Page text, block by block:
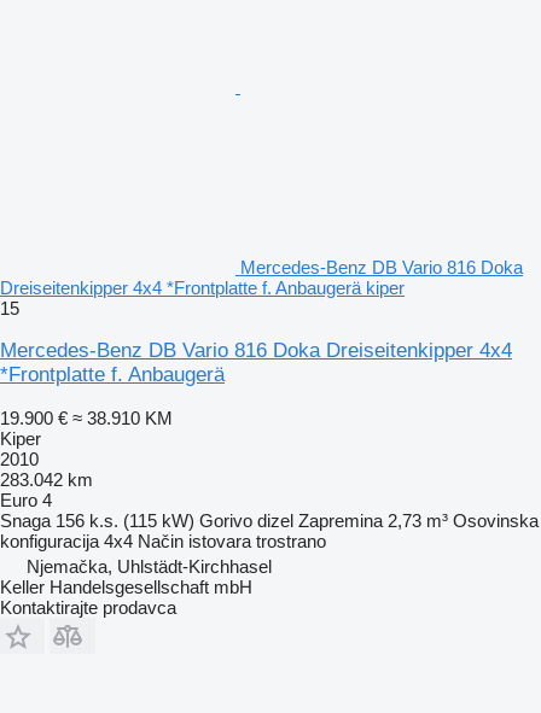
Mercedes-Benz DB Vario 816 Doka
Dreiseitenkipper 4x4 *Frontplatte f. Anbaugerä kiper
15
Mercedes-Benz DB Vario 816 Doka Dreiseitenkipper 4x4
*Frontplatte f. Anbaugerä
19.900 € ≈ 38.910 KM
Kiper
2010
283.042 km
Euro 4
Snaga 156 k.s. (115 kW) Gorivo dizel Zapremina 2,73 m³ Osovinska
konfiguracija 4x4 Način istovara trostrano
Njemačka, Uhlstädt-Kirchhasel
Keller Handelsgesellschaft mbH
Kontaktirajte prodavca